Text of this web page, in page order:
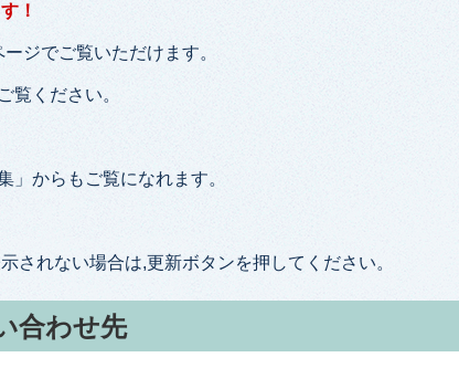
！
ジでご覧いただけます。
覧ください。
」からもご覧になれます。
されない場合は,更新ボタンを押してください。
合わせ先